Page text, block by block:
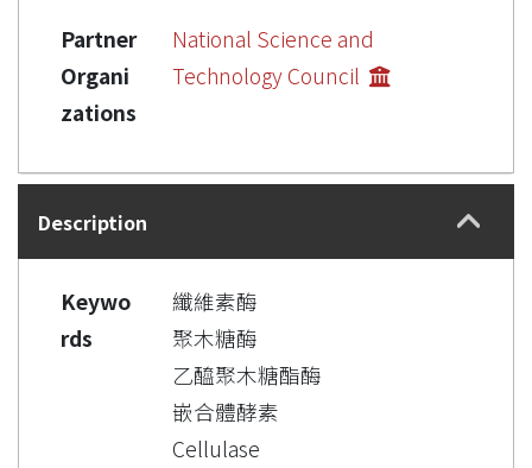
Partner
Organi
zations
National Science and
Technology Council
Description
Keywo
rds
纖維素酶
聚木糖酶
乙醯聚木糖酯酶
嵌合體酵素
Cellulase